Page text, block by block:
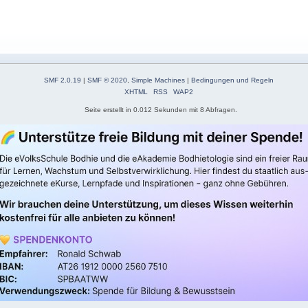
SMF 2.0.19 |SMF © 2020,Simple Machines |Bedingungen und Regeln
XHTML
RSS WAP2
Seite erstellt in 0.012 Sekunden mit 8 Abfragen.